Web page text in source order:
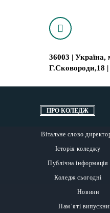
36003 | Україна,
Г.Сковороди,18 |
ПРО КОЛЕДЖ
Вітальне слово
Історія коледжу
Публічна інформація
Коледж сьогодні
Новини
Пам’яті